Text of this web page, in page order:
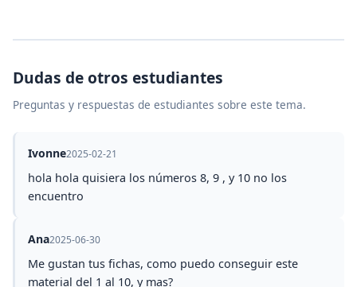
Dudas de otros estudiantes
Preguntas y respuestas de estudiantes sobre este tema.
Ivonne2025-02-21
hola hola quisiera los números 8, 9 , y 10 no los
encuentro
Ana2025-06-30
Me gustan tus fichas, como puedo conseguir este
material del 1 al 10, y mas?